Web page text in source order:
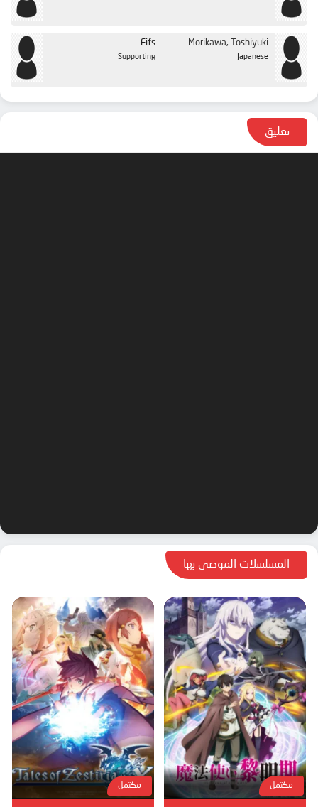
Fifs
Supporting
Morikawa, Toshiyuki
Japanese
تعليق
المسلسلات الموصى بها
مكتمل مكتمل